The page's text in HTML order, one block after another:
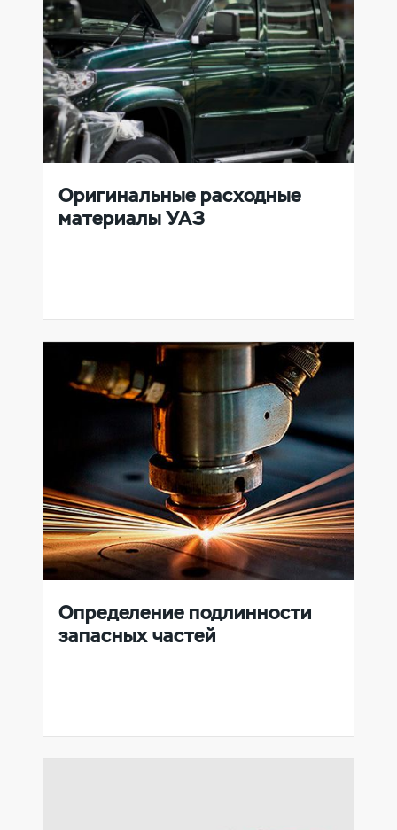
Оригинальные расходные
материалы УАЗ
Определение подлинности
запасных частей